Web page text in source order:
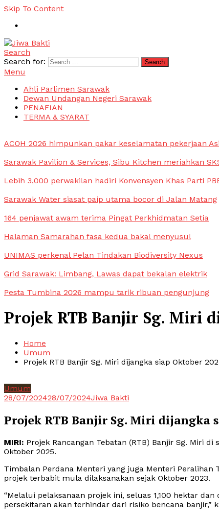
Skip To Content
Jiwa Bakti
Suara PBB Sarawak
Search
Search for:
Menu
Ahli Parlimen Sarawak
Dewan Undangan Negeri Sarawak
PENAFIAN
TERMA & SYARAT
ACOH 2026 himpunkan pakar keselamatan pekerjaan
Sarawak Pavilion & Services, Sibu Kitchen meriahkan
Lebih 3,000 perwakilan hadiri Konvensyen Khas Parti
Sarawak Water siasat paip utama bocor di Jalan Matang
164 penjawat awam terima Pingat Perkhidmatan Setia
Halaman Samarahan fasa kedua bakal menyusul
UNIMAS perkenal Pelan Tindakan Biodiversity Nexus
Grid Sarawak: Limbang, Lawas dapat bekalan elektrik
Pesta Tumbina 2026 mampu tarik ribuan pengunjung
Projek RTB Banjir Sg. Miri
Home
Umum
Projek RTB Banjir Sg. Miri dijangka siap Oktober
Umum
28/07/202428/07/2024Jiwa Bakti
Projek RTB Banjir Sg. Miri dijangka
MIRI: Projek Rancangan Tebatan (RTB) Banjir Sg. Miri
Oktober 2025.
Timbalan Perdana Menteri yang juga Menteri Peralihan
projek terbabit mula dilaksanakan sejak Oktober 2023.
“Melalui pelaksanaan projek ini, seluas 1,100 hektar
persekitaran akan terhindar dari risiko bencana banjir,”